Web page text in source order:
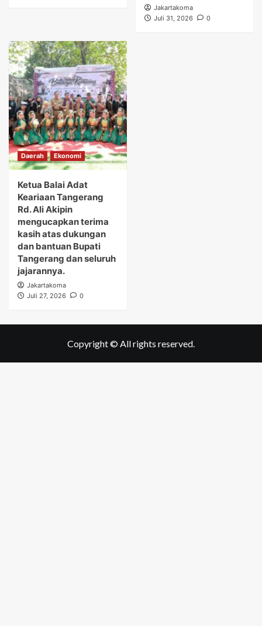
Jakartakoma
Juli 31, 2026
0
Daerah Ekonomi
Ketua Balai Adat
Keariaan Tangerang
Rd. Ali Akipin
mengucapkan terima
kasih atas dukungan
dan bantuan Bupati
Tangerang dan seluruh
jajarannya.
Jakartakoma
Juli 27, 2026
0
Copyright © All rights reserved.